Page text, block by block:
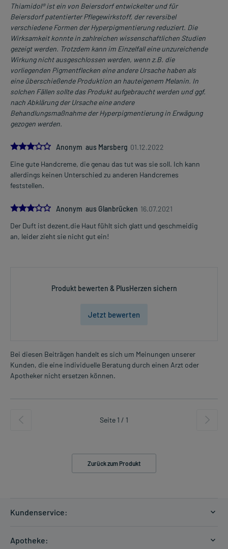
Thiamidol® ist ein von Beiersdorf entwickelter und für
Beiersdorf patentierter Pflegewirkstoff, der reversibel
verschiedene Formen der Hyperpigmentierung reduziert. Die
Wirksamkeit konnte in zahlreichen wissenschaftlichen Studien
gezeigt werden. Trotzdem kann im Einzelfall eine unzureichende
Wirkung nicht ausgeschlossen werden, wenn z.B. die
vorliegenden Pigmentflecken eine andere Ursache haben als
eine überschießende Produktion an hauteigenem Melanin. In
solchen Fällen sollte das Produkt aufgebraucht werden und ggf.
nach Abklärung der Ursache eine andere
Behandlungsmaßnahme der Hyperpigmentierung in Erwägung
gezogen werden.
3.0Anonym aus Marsberg 01.12.2022
Eine gute Handcreme, die genau das tut was sie soll. Ich kann
allerdings keinen Unterschied zu anderen Handcremes
feststellen.
3.0Anonym aus Glanbrücken 16.07.2021
Der Duft ist dezent,die Haut fühlt sich glatt und geschmeidig
an, leider zieht sie nicht gut ein!
Produkt bewerten & PlusHerzen sichern
Jetzt bewerten
Bei diesen Beiträgen handelt es sich um Meinungen unserer
Kunden, die eine individuelle Beratung durch einen Arzt oder
Apotheker nicht ersetzen können.
Seite 1 / 1
Zurück zum Produkt
Kundenservice:
Apotheke: